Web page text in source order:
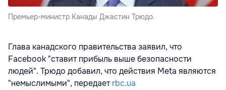
Премьер-министр Канады Джастин Трюдо.
Глава канадского правительства заявил, что
Facebook "ставит прибыль выше безопасности
людей". Трюдо добавил, что действия Meta являются
"немыслимыми", передаетrbc.ua